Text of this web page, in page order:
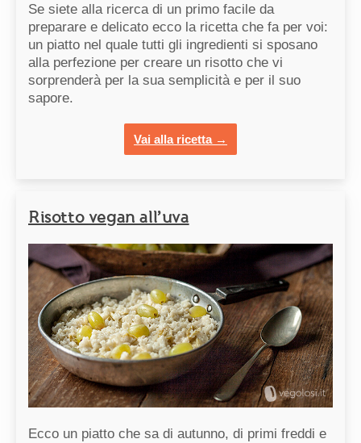
Se siete alla ricerca di un primo facile da
preparare e delicato ecco la ricetta che fa per voi:
un piatto nel quale tutti gli ingredienti si sposano
alla perfezione per creare un risotto che vi
sorprenderà per la sua semplicità e per il suo
sapore.
Vai alla ricetta →
Risotto vegan all’uva
Ecco un piatto che sa di autunno, di primi freddi e